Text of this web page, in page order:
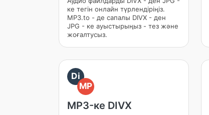
ке тегін онлайн түрлендіріңіз.
MP3.to - де сапалы DIVX - ден
JPG - ке ауыстырыңыз - тез және
жоғалтусыз.
Di
MP
MP3-ке DIVX